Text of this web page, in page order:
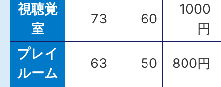
視聴覚
室
73 60
1000
円
プレイ
ルーム
63 50 800円